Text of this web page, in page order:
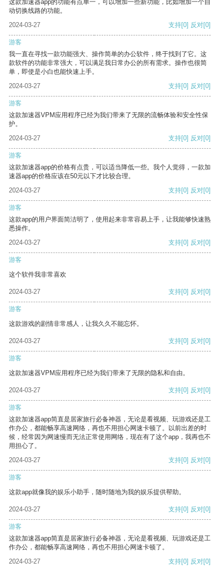
这款加速器app的功能有点单一，可以增加一些新功能，比如增加一个自
动切换线路的功能。
2024-03-27
支持[0] 反对[0]
游客
我一直在寻找一款功能强大、操作简单的办公软件，终于找到了它。这
款软件的功能非常强大，可以满足我日常办公的所有需求。操作也很简
单，即使是小白也能快速上手。
2024-03-27
支持[0] 反对[0]
游客
这款加速器VPM应用程序已经为我们带来了无限的流畅体验和安全性保
护。
2024-03-27
支持[0] 反对[0]
游客
这款加速器app的价格有点贵，可以适当降低一些。我个人觉得，一款加
速器app的价格应该在50元以下才比较合理。
2024-03-27
支持[0] 反对[0]
游客
这款app的用户界面简洁明了，使用起来非常容易上手，让我能够快速熟
悉操作。
2024-03-27
支持[0] 反对[0]
游客
这个软件我非常喜欢
2024-03-27 支持[0] 反对[0]
游客
这款游戏的剧情非常感人，让我久久不能忘怀。
2024-03-27 支持[0] 反对[0]
游客
这款加速器VPM应用程序已经为我们带来了无限的隐私和自由。
2024-03-27 支持[0] 反对[0]
游客
这款加速器app简直是居家旅行必备神器，无论是看视频、玩游戏还是工
作办公，都能畅享高速网络，再也不用担心网速卡顿了。以前出差的时
候，经常因为网速慢而无法正常使用网络，现在有了这个app，我再也不
用担心了。
2024-03-27
支持[0] 反对[0]
游客
这款app就像我的娱乐小助手，随时随地为我的娱乐提供帮助。
2024-03-27 支持[0] 反对[0]
游客
这款加速器app简直是居家旅行必备神器，无论是看视频、玩游戏还是工
作办公，都能畅享高速网络，再也不用担心网速卡顿了。
2024-03-27
支持[0] 反对[0]